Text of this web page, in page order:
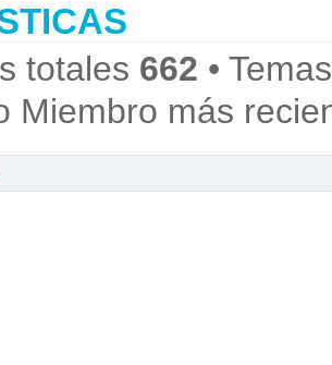
totales 662 •
Miembro más